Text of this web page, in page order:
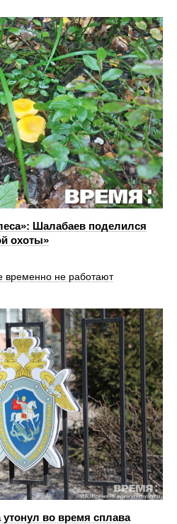
Шалабаев поделился
охоты»
временно не работают
во время сплава